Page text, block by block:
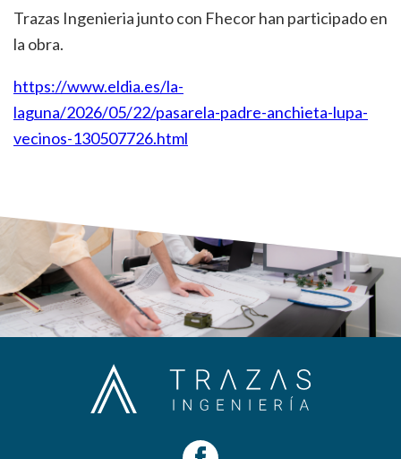
Trazas Ingenieria junto con Fhecor han participado en
la obra.
https://www.eldia.es/la-
laguna/2026/05/22/pasarela-padre-anchieta-lupa-
vecinos-130507726.html
Barra
lateral
principal